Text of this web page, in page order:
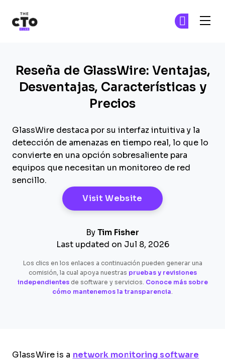
Reseña de GlassWire: Ventajas,
Desventajas, Características y
Precios
GlassWire destaca por su interfaz intuitiva y la
detección de amenazas en tiempo real, lo que lo
convierte en una opción sobresaliente para
equipos que necesitan un monitoreo de red
sencillo.
Visit Website Opens New
By Tim Fisher
Last updated on Jul 8, 2026
Los clics en los enlaces a continuación pueden generar una
comisión, la cual apoya nuestras pruebas y revisiones
independientesde software y servicios. Conoce más sobre
cómo mantenemos la transparencia.
GlassWire is a network monitoring software